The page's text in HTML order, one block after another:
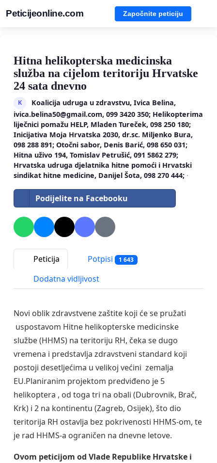
Peticijeonline.com Započnite peticiju
Hitna helikopterska medicinska
služba na cijelom teritoriju Hrvatske
24 sata dnevno
K
Koalicija udruga u zdravstvu, Ivica Belina,
ivica.belina50@gmail.com, 099 3420 350; Helikopterima
liječnici pomažu HELP, Mladen Tureček, 098 250 180;
Inicijativa Moja Hrvatska 2030, dr.sc. Miljenko Bura,
098 288 891; Otočni sabor, Denis Barić, 098 650 031;
Hitna uživo 194, Tomislav Petrušić, 091 5862 279;
Hrvatska udruga djelatnika hitne pomoći i Hrvatski
sindikat hitne medicine, Danijel Šota, 098 270 444; ·
Podijelite na Facebooku
Peticija Potpisi 1 643
Dodatna vidljivost
Novi oblik zdravstvene zaštite koji će se pružati
uspostavom Hitne helikopterske medicinske
službe (HHMS) na teritoriju RH, čeka se dugo
vremena i predstavlja zdravstveni standard koji
postoji desetljećima u velikoj većini zemalja
EU.Planiranim projektom predviđeno je 5
helikoptera , od toga tri na obali (Dubrovnik, Brač,
Krk) i 2 na kontinentu (Zagreb, Osijek), što dio
teritorija RH ostavlja bez pokrivenosti HHMS-om, te
je rad HHMS-a ograničen na dnevne letove.
Ovom peticijom od Vlade Republike Hrvatske i